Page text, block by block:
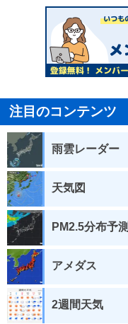
注目のコンテンツ
雨雲レーダー
天気図
PM2.5分布予測
アメダス
2週間天気